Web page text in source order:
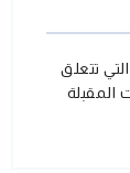
تتعلق
المقبلة